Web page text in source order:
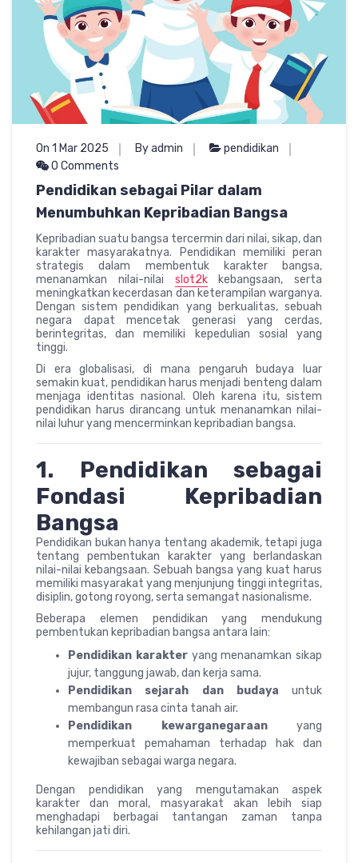
On 1 Mar 2025 By admin
pendidikan
0 Comments
Pendidikan sebagai Pilar dalam
Menumbuhkan Kepribadian Bangsa
Kepribadian suatu bangsa tercermin dari nilai, sikap, dan
karakter masyarakatnya. Pendidikan memiliki peran
strategis dalam membentuk karakter bangsa,
menanamkan nilai-nilai slot2kkebangsaan, serta
meningkatkan kecerdasan dan keterampilan warganya.
Dengan sistem pendidikan yang berkualitas, sebuah
negara dapat mencetak generasi yang cerdas,
berintegritas, dan memiliki kepedulian sosial yang
tinggi.
Di era globalisasi, di mana pengaruh budaya luar
semakin kuat, pendidikan harus menjadi benteng dalam
menjaga identitas nasional. Oleh karena itu, sistem
pendidikan harus dirancang untuk menanamkan nilai-
nilai luhur yang mencerminkan kepribadian bangsa.
1. Pendidikan sebagai
Fondasi Kepribadian
Bangsa
Pendidikan bukan hanya tentang akademik, tetapi juga
tentang pembentukan karakter yang berlandaskan
nilai-nilai kebangsaan. Sebuah bangsa yang kuat harus
memiliki masyarakat yang menjunjung tinggi integritas,
disiplin, gotong royong, serta semangat nasionalisme.
Beberapa elemen pendidikan yang mendukung
pembentukan kepribadian bangsa antara lain:
Pendidikan karakteryang menanamkan sikap
jujur, tanggung jawab, dan kerja sama.
Pendidikan sejarah dan budaya untuk
membangun rasa cinta tanah air.
Pendidikan kewarganegaraanyang
memperkuat pemahaman terhadap hak dan
kewajiban sebagai warga negara.
Dengan pendidikan yang mengutamakan aspek
karakter dan moral, masyarakat akan lebih siap
menghadapi berbagai tantangan zaman tanpa
kehilangan jati diri.